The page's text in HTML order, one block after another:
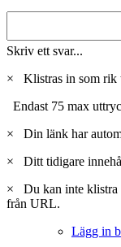
Skriv ett svar...
×
Klistras in som
Endast 75 max
×
Din länk har
×
Ditt tidigare
×
Du kan inte
från URL.
Lägg in